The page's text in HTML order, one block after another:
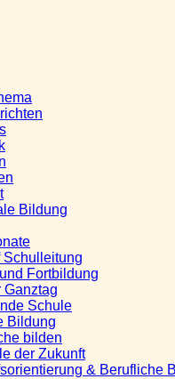
Bildung
Schulleitung
Fortbildung
Ganztag
Schule
Bildung
bilden
der Zukunft
& Berufliche